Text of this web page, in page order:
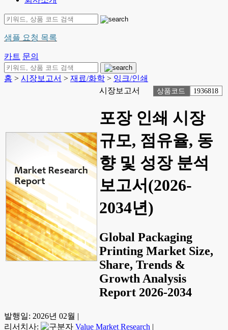
샘플 요청 목록
카트 문의
홈 > 시장보고서 > 재료/화학 > 잉크/인쇄
시장보고서
상품코드 1936818
포장 인쇄 시장
규모, 점유율, 동
향 및 성장 분석
보고서(2026-
2034년)
Global Packaging
Printing Market Size,
Share, Trends &
Growth Analysis
Report 2026-2034
발행일: 2026년 02월 |
리서치사:
Value Market Research |